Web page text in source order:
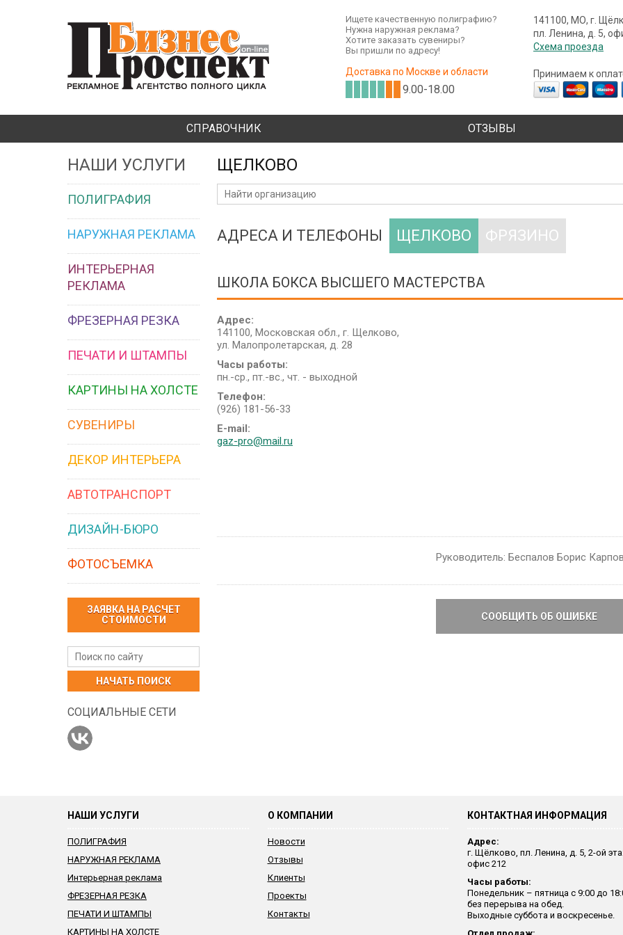
141100, МО, г.
пл. Ленина, д. 5,
Схема проезда
Принимаем к
Ищете качественную полиграфию?
Нужна наружная реклама?
Хотите заказать сувениры?
Вы пришли по адресу!
Доставка по Москве и области
9.00-18.00
СПРАВОЧНИК ОТЗЫВЫ
НАШИ УСЛУГИ
ПОЛИГРАФИЯ
НАРУЖНАЯ РЕКЛАМА
ИНТЕРЬЕРНАЯ
РЕКЛАМА
ФРЕЗЕРНАЯ РЕЗКА
ПЕЧАТИ И ШТАМПЫ
КАРТИНЫ НА ХОЛСТЕ
СУВЕНИРЫ
ДЕКОР ИНТЕРЬЕРА
АВТОТРАНСПОРТ
ДИЗАЙН-БЮРО
ФОТОСЪЕМКА
ЗАЯВКА НА РАСЧЕТ
СТОИМОСТИ
НАЧАТЬ ПОИСК
СОЦИАЛЬНЫЕ СЕТИ
ЩЕЛКОВО
АДРЕСА И ТЕЛЕФОНЫ ЩЕЛКОВО ФРЯЗИНО
ШКОЛА БОКСА ВЫСШЕГО МАСТЕРСТВА
Адрес:
141100, Московская обл., г. Щелково,
ул. Малопролетарская, д. 28
Часы работы:
пн.-ср., пт.-вс., чт. - выходной
Телефон:
(926) 181-56-33
E-mail:
gaz-pro@mail.ru
Руководитель: Беспалов Борис
СООБЩИТЬ ОБ ОШИБКЕ
НАШИ УСЛУГИ
ПОЛИГРАФИЯ
НАРУЖНАЯ РЕКЛАМА
Интерьерная реклама
ФРЕЗЕРНАЯ РЕЗКА
ПЕЧАТИ И ШТАМПЫ
КАРТИНЫ НА ХОЛСТЕ
О КОМПАНИИ
Новости
Отзывы
Клиенты
Проекты
Контакты
КОНТАКТНАЯ ИНФОРМАЦИЯ
Адрес:
г. Щёлково, пл. Ленина, д. 5, 2-ой
офис 212
Часы работы:
Понедельник – пятница с 9:00 до
без перерыва на обед.
Выходные суббота и воскресенье.